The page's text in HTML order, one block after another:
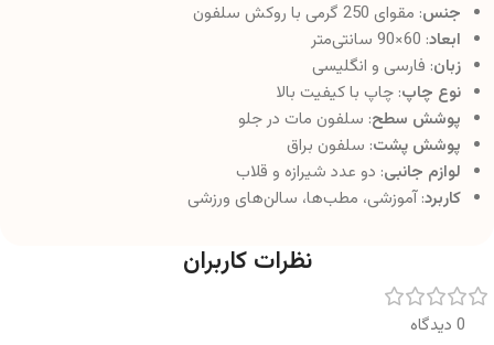
جنس: مقوای 250 گرمی با روکش سلفون
ابعاد: 60×90 سانتی‌متر
زبان: فارسی و انگلیسی
نوع چاپ: چاپ با کیفیت بالا
پوشش سطح: سلفون مات در جلو
پوشش پشت: سلفون براق
لوازم جانبی: دو عدد شیرازه و قلاب
کاربرد: آموزشی، مطب‌ها، سالن‌های ورزشی
نظرات کاربران
0 دیدگاه